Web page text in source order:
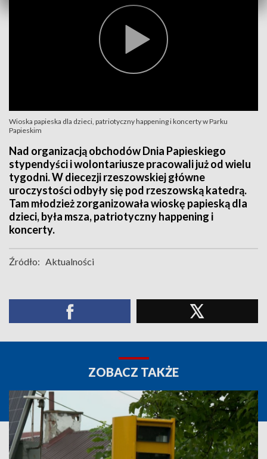
Wioska papieska dla dzieci, patriotyczny happening i koncerty w Parku
Papieskim
Nad organizacją obchodów Dnia Papieskiego
stypendyści i wolontariusze pracowali już od wielu
tygodni. W diecezji rzeszowskiej główne
uroczystości odbyły się pod rzeszowską katedrą.
Tam młodzież zorganizowała wioskę papieską dla
dzieci, była msza, patriotyczny happening i
koncerty.
Źródło: Aktualności
ZOBACZ TAKŻE